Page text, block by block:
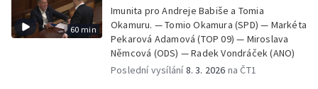
60 min
Imunita pro Andreje Babiše a Tomia
Okamuru. — Tomio Okamura (SPD) — Markéta
Pekarová Adamová (TOP 09) — Miroslava
Němcová (ODS) — Radek Vondráček (ANO)
Poslední vysílání8. 3. 2026 na ČT1